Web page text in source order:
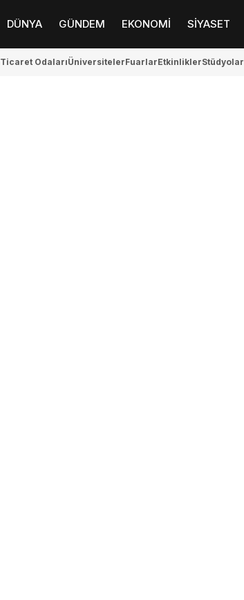
DÜNYA GÜNDEM EKONOMİ SİYASET
Ticaret OdalarıÜniversitelerFuarlarEtkinliklerStüdyolar